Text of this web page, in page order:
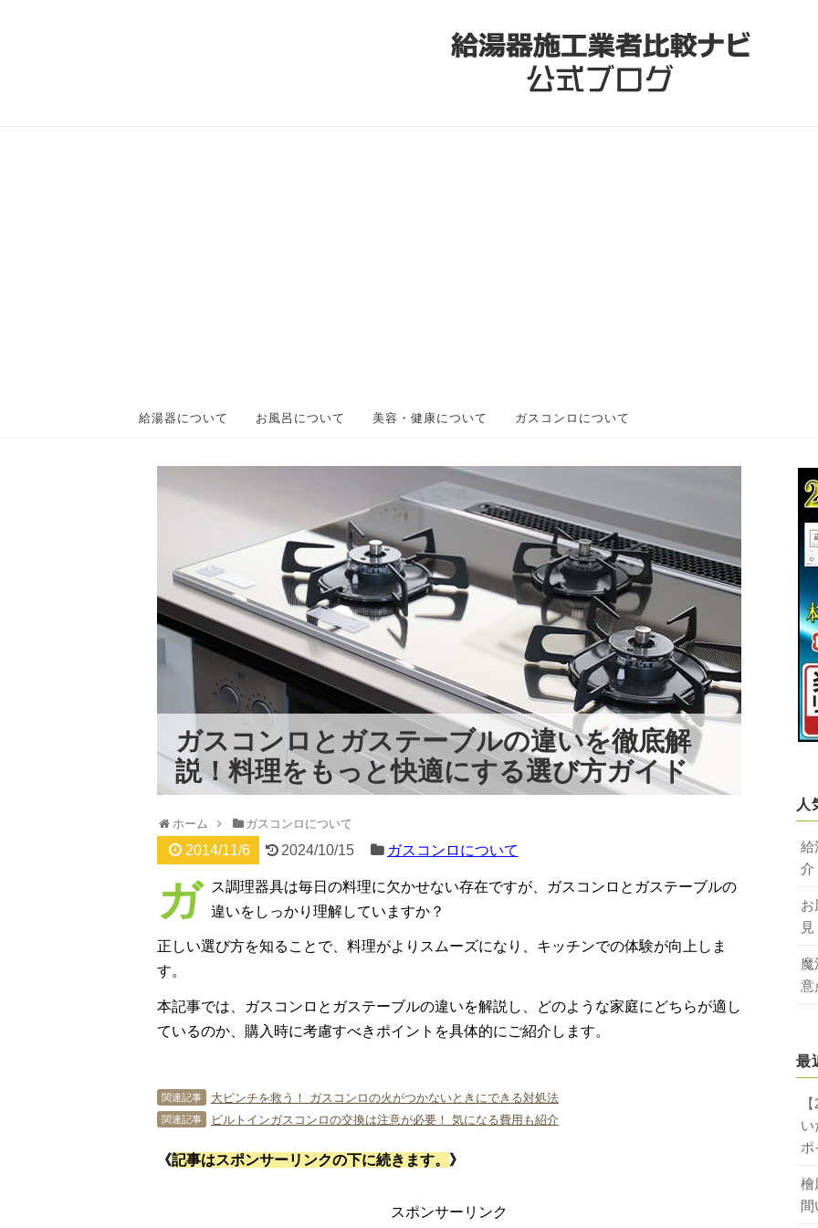
給湯器について お風呂について 美容・健康について ガスコンロについて
ガスコンロとガステーブルの違いを徹底解
説！料理をもっと快適にする選び方ガイド
ホーム ガスコンロについて
2014/11/6 2024/10/15 ガスコンロについて
ガ
ス調理器具は毎日の料理に欠かせない存在ですが、ガスコンロとガステーブルの
違いをしっかり理解していますか？
正しい選び方を知ることで、料理がよりスムーズになり、キッチンでの体験が向上しま
す。
本記事では、ガスコンロとガステーブルの違いを解説し、どのような家庭にどちらが適し
ているのか、購入時に考慮すべきポイントを具体的にご紹介します。
関連記事 大ピンチを救う！ ガスコンロの火がつかないときにできる対処法
関連記事 ビルトインガスコンロの交換は注意が必要！ 気になる費用も紹介
《記事はスポンサーリンクの下に続きます。 》
スポンサーリンク
人
給
介
お
魔
意
最
い
ポ
檜
間